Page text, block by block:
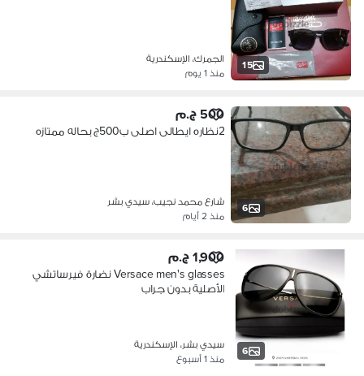
15
الجمرك، الإسكندرية
منذ 1 يوم
6
500 ج.م
2نظاره ايطالى اصلى ب500ج بحاله ممتازه
شارع محمد نجيب، سيدي بشر
منذ 2 أيام
6
1,900 ج.م
Versace men's glasses نضارة فيرساتشي
الأصلية بدون جراب
سيدي بشر، الإسكندرية
منذ 1 أسبوع